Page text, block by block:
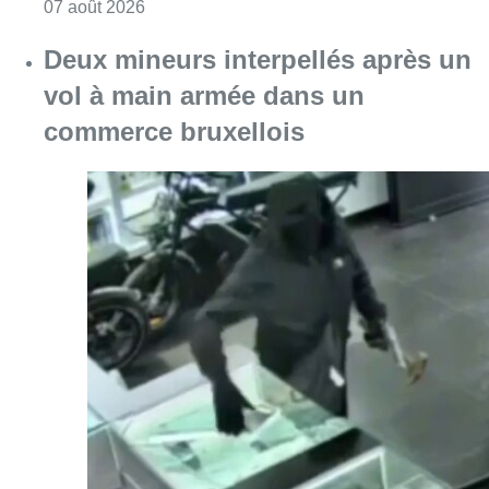
07 août 2026
Deux mineurs interpellés après un
vol à main armée dans un
commerce bruxellois